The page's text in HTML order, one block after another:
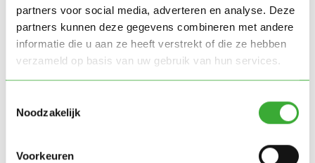
partners voor social media, adverteren en analyse. Deze
partners kunnen deze gegevens combineren met andere
informatie die u aan ze heeft verstrekt of die ze hebben
verzameld op basis van uw gebruik van hun services.
Noodzakelijk
Voorkeuren
Read more:
Sales
Engineer
Engineer